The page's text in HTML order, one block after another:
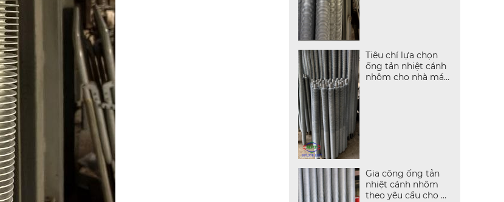
Tiêu chí lựa chọn
ống tản nhiệt cánh
nhôm cho nhà máy
Gia công ống tản
nhiệt cánh nhôm
theo yêu cầu cho hệ